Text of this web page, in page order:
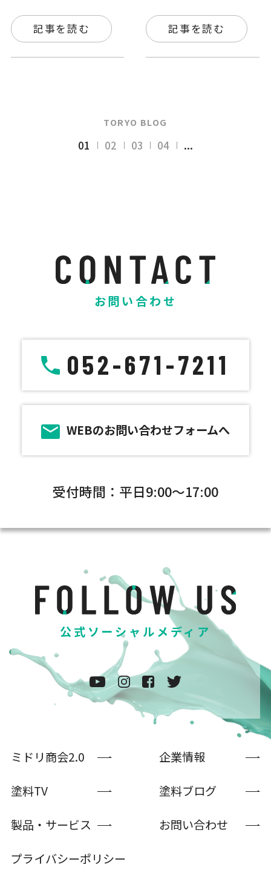
記事を読む 記事を読む
TORYO BLOG
01 02 03 04 ...
お問い合わせ
052-671-7211
WEBのお問い合わせフォームへ
受付時間：平日9:00～17:00
公式ソーシャルメディア
ミドリ商会2.0
企業情報
塗料TV
塗料ブログ
製品・サービス
お問い合わせ
プライバシーポリシー